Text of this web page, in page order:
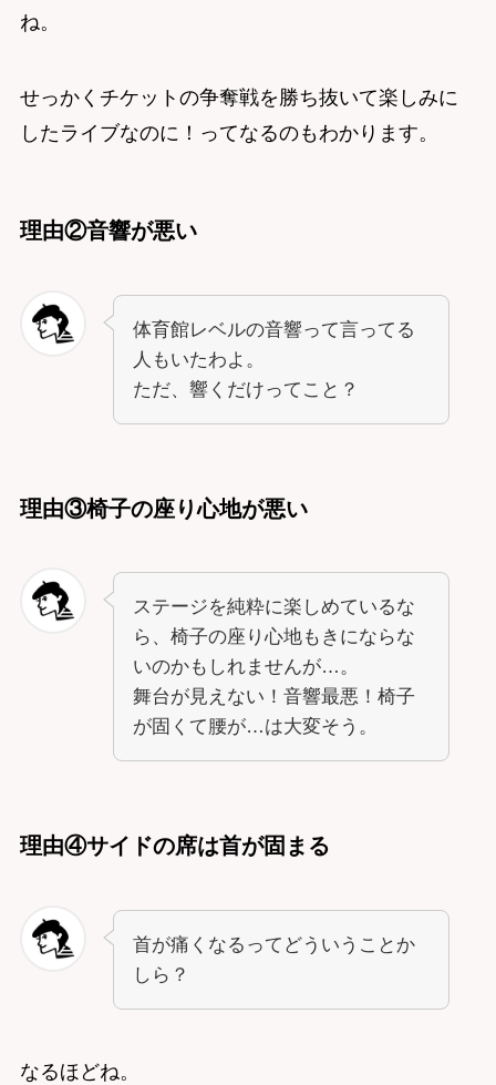
ね。
せっかくチケットの争奪戦を勝ち抜いて楽しみに
したライブなのに！ってなるのもわかります。
理由②音響が悪い
体育館レベルの音響って言ってる
人もいたわよ。
ただ、響くだけってこと？
理由③椅子の座り心地が悪い
ステージを純粋に楽しめているな
ら、椅子の座り心地もきにならな
いのかもしれませんが…。
舞台が見えない！音響最悪！椅子
が固くて腰が…は大変そう。
理由④サイドの席は首が固まる
首が痛くなるってどういうことか
しら？
なるほどね。